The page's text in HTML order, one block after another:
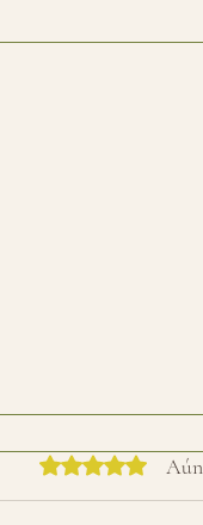
Obtuvo 0 de 5